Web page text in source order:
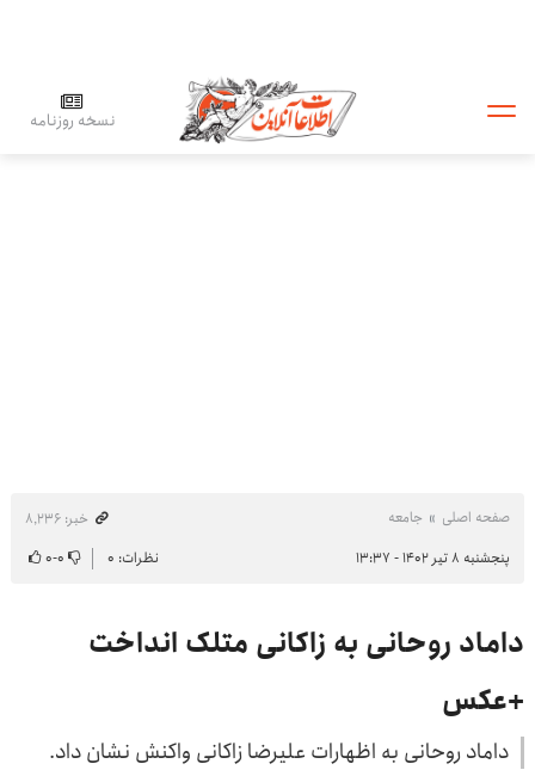
نسخه روزنامه
صفحه اصلی جامعه
خبر: ۸٬۲۳۶
پنجشنبه ۸ تیر ۱۴۰۲ - ۱۳:۳۷
نظرات: ۰ ۰-۰
داماد روحانی به زاکانی متلک انداخت
+عکس
داماد روحانی به اظهارات علیرضا زاکانی واکنش نشان داد.